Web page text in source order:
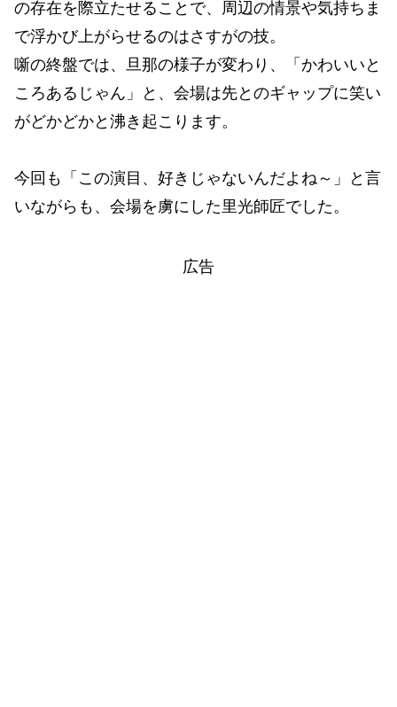
の存在を際立たせることで、周辺の情景や気持ちま
で浮かび上がらせるのはさすがの技。
噺の終盤では、旦那の様子が変わり、「かわいいと
ころあるじゃん」と、会場は先とのギャップに笑い
がどかどかと沸き起こります。
今回も「この演目、好きじゃないんだよね～」と言
いながらも、会場を虜にした里光師匠でした。
広告